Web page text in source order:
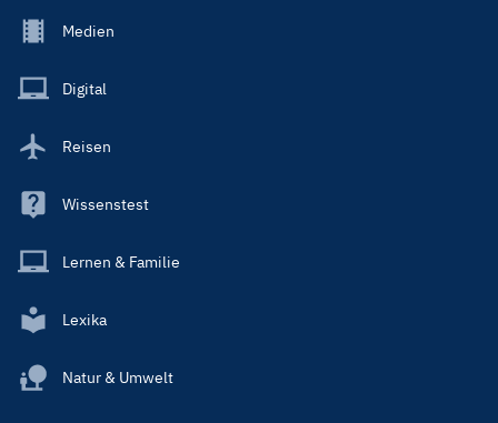
Footer
Main
Medien
Digital
Reisen
Wissenstest
Lernen & Familie
Lexika
Natur & Umwelt